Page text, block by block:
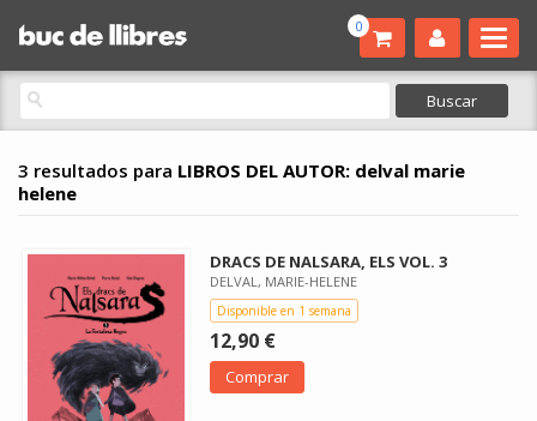
0
3 resultados para LIBROS DEL AUTOR: delval marie
helene
DRACS DE NALSARA, ELS VOL. 3
DELVAL, MARIE-HELENE
Disponible en 1 semana
12,90 €
Comprar